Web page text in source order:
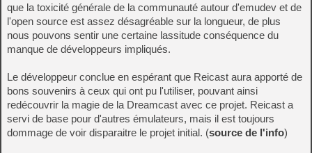
que la toxicité générale de la communauté autour d'emudev et de
l'open source est assez désagréable sur la longueur, de plus
nous pouvons sentir une certaine lassitude conséquence du
manque de développeurs impliqués.
Le développeur conclue en espérant que Reicast aura apporté de
bons souvenirs à ceux qui ont pu l'utiliser, pouvant ainsi
redécouvrir la magie de la Dreamcast avec ce projet. Reicast a
servi de base pour d'autres émulateurs, mais il est toujours
dommage de voir disparaitre le projet initial. (source de l'info)